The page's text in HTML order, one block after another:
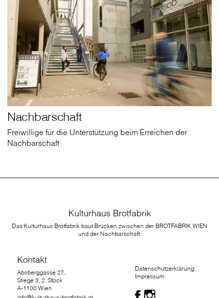
Nachbarschaft
Freiwillige für die Unterstützung beim Erreichen der
Nachbarschaft
Kulturhaus Brotfabrik
Das Kulturhaus Brotfabrik baut Brücken zwischen der BROTFABRIK WIEN
und der Nachbarschaft.
Kontakt
Absberggasse 27,
Stiege 3, 2. Stock
A-1100 Wien
Datenschutzerklärung
Impressum